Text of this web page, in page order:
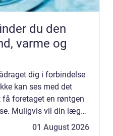
varme og
dig i forbindelse
kan ses med det
foretaget en røntgen
Muligvis vil din læge
01 August 2026